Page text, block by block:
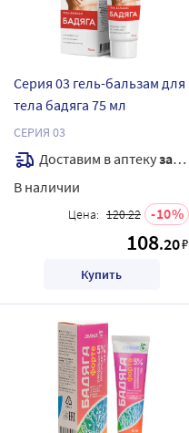
Серия 03 гель-бальзам для
тела бадяга 75 мл
СЕРИЯ 03
Доставим в аптекузавтра
В наличии
Цена: 120.22 10
108.20₽
Купить